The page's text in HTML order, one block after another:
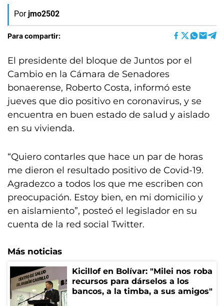
Por jmo2502
Para compartir:
El presidente del bloque de Juntos por el
Cambio en la Cámara de Senadores
bonaerense, Roberto Costa, informó este
jueves que dio positivo en coronavirus, y se
encuentra en buen estado de salud y aislado
en su vivienda.
“Quiero contarles que hace un par de horas
me dieron el resultado positivo de Covid-19.
Agradezco a todos los que me escriben con
preocupación. Estoy bien, en mi domicilio y
en aislamiento”, posteó el legislador en su
cuenta de la red social Twitter.
Más noticias
Kicillof en Bolívar: "Milei nos roba
recursos para dárselos a los
bancos, a la timba, a sus amigos"